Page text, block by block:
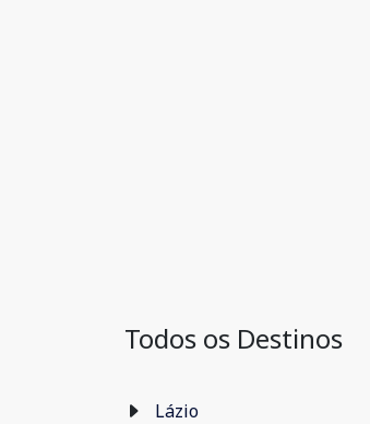
Todos os Destinos
Lázio